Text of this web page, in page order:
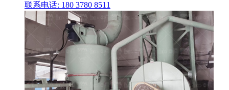
联系电话: 180 3780 8511